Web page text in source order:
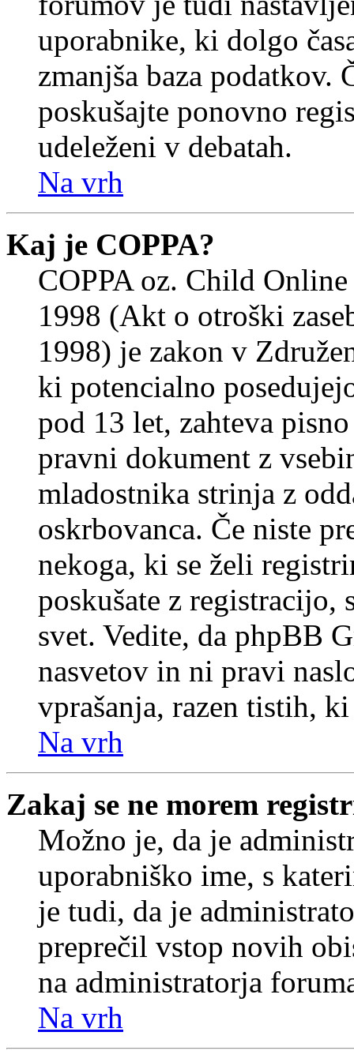
uporabnike, ki dolgo
zmanjša baza podatkov.
poskušajte ponovno
udeleženi v debatah.
Na vrh
Kaj je COPPA?
COPPA oz. Child
1998 (Akt o otroški
1998) je zakon v
ki potencialno
pod 13 let, zahteva
pravni dokument z
mladostnika strinja z
oskrbovanca. Če niste
nekoga, ki se želi
poskušate z registracijo,
svet. Vedite, da phpBB
nasvetov in ni pravi
vprašanja, razen tistih,
Na vrh
Zakaj se ne morem
Možno je, da je
uporabniško ime, s
je tudi, da je
preprečil vstop novih
na administratorja
Na vrh